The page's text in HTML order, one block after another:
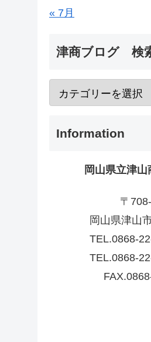
« 7月
津商ブログ 検
Information
岡山県立津
〒
岡山県津山
TEL.0868-
TEL.0868-